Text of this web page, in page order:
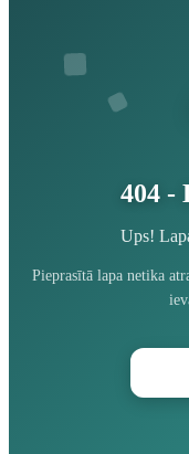
404 -
Ups!
Pieprasītā lapa netika